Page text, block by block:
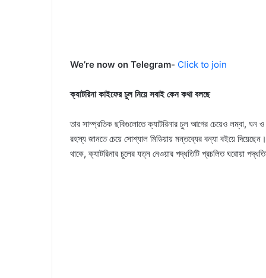
We’re now on Telegram- Click to join
ক্যাটরিনা কাইফের চুল নিয়ে সবাই কেন কথা বলছে
তার সাম্প্রতিক ছবিগুলোতে ক্যাটরিনার চুল আগের চেয়েও লম্বা, ঘন ও
রহস্য জানতে চেয়ে সোশ্যাল মিডিয়ায় মন্তব্যের বন্যা বইয়ে
থাকে, ক্যাটরিনার চুলের যত্ন নেওয়ার পদ্ধতিটি প্রচলিত ঘরোয়া